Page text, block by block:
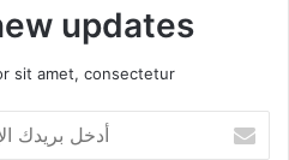
updates!
sit amet, consectetur.
بريدك